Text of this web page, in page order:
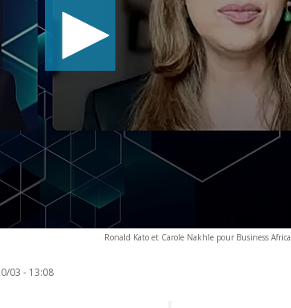
Ronald Kato et Carole Nakhle pour Business Africa
03 - 13:08